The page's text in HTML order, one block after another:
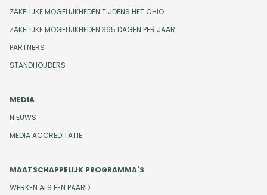
ZAKELIJKE MOGELIJKHEDEN TIJDENS HET CHIO
ZAKELIJKE MOGELIJKHEDEN 365 DAGEN PER JAAR
PARTNERS
STANDHOUDERS
MEDIA
NIEUWS
MEDIA ACCREDITATIE
MAATSCHAPPELIJK PROGRAMMA'S
WERKEN ALS EEN PAARD